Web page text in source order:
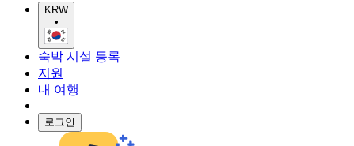
KRW
•
숙박 시설 등록
지원
내 여행
로그인